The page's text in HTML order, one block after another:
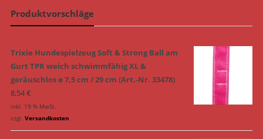
Produktvorschläge
Trixie Hundespielzeug Soft & Strong Ball am
Gurt TPR weich schwimmfähig XL &
geräuschlos ø 7,5 cm / 29 cm (Art.-Nr. 33478)
8,54€
inkl. 19 % MwSt.
zzgl. Versandkosten